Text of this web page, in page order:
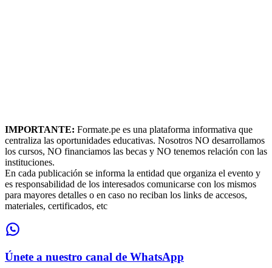
IMPORTANTE: Formate.pe es una plataforma informativa que
centraliza las oportunidades educativas. Nosotros NO desarrollamos
los cursos, NO financiamos las becas y NO tenemos relación con las
instituciones.
En cada publicación se informa la entidad que organiza el evento y
es responsabilidad de los interesados comunicarse con los mismos
para mayores detalles o en caso no reciban los links de accesos,
materiales, certificados, etc
Únete a nuestro canal de WhatsApp